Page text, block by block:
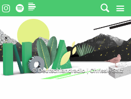
©Deutschlandradio | Chrissie Salz